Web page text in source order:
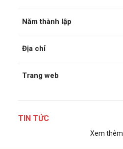
Năm thành lập
Địa chỉ
Trang web
TIN TỨC
Xem thêm